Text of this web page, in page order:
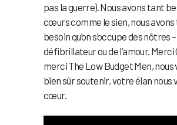
pas la guerre). Nous avons tant
cœurs comme le sien, nous
besoin qu’on s’occupe des nôtres
défibrillateur ou de l’amour. Merci
merci The Low Budget Men, nous
bien sûr soutenir, votre élan nous
cœur.